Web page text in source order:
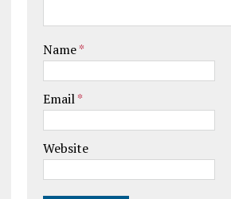
Name*
Email*
Website